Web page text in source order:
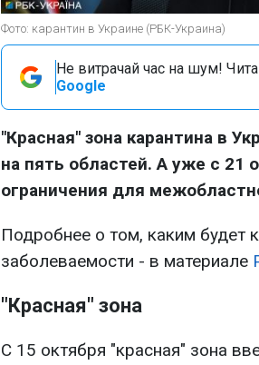
Фото: карантин в Украине (РБК-Украина)
Не витрачай час на шум!
Google
"Красная" зона карантина в
на пять областей. А уже с 21
ограничения для
Подробнее о том, каким будет
заболеваемости - в материале
"Красная" зона
С 15 октября "красная" зона